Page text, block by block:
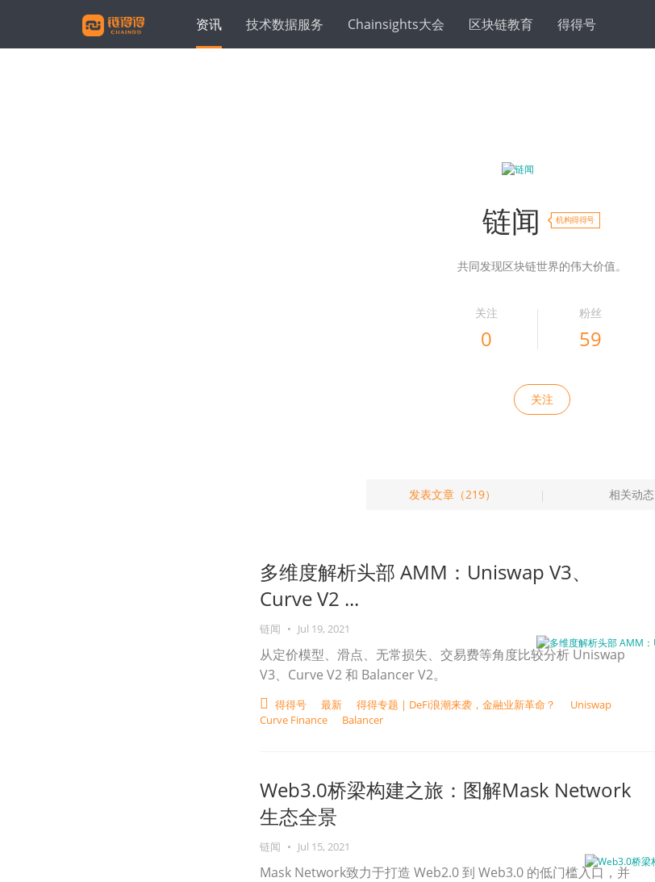
资讯 技术数据服务 Chainsights大会 区块链教育 得得号
链闻 机构得得号
共同发现区块链世界的伟大价值。
关注
0
粉丝
59
关注
发表文章（219） 相关动态
多维度解析头部 AMM：Uniswap V3、
Curve V2 ...
链闻 • Jul 19, 2021
从定价模型、滑点、无常损失、交易费等角度比较分析 Uniswap
V3、Curve V2 和 Balancer V2。
得得号 最新 得得专题 | DeFi浪潮来袭，金融业新革命？
Uniswap
Curve Finance
Balancer
Web3.0桥梁构建之旅：图解Mask Network
生态全景
链闻 • Jul 15, 2021
Mask Network致力于打造 Web2.0 到 Web3.0 的低门槛入口，并